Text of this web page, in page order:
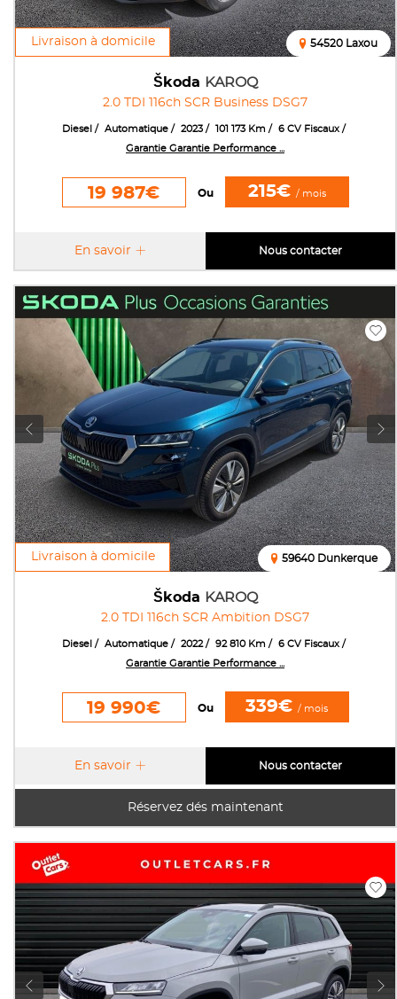
Livraison à domicile
Škoda KAROQ
2.0 TDI 116ch SCR Business DSG7
54520 Laxou
Diesel Automatique 2023 101 173 Km
6 CV Fiscaux
Garantie Garantie Performance ...
19 987€ Ou 215€ / mois
En savoir Nous contacter
Livraison à domicile
Škoda KAROQ
2.0 TDI 116ch SCR Ambition DSG7
59640 Dunkerque
Diesel Automatique 2022 92 810 Km
6 CV Fiscaux
Garantie Garantie Performance ...
19 990€ Ou 339€ / mois
Réservez dés maintenant
En savoir Nous contacter